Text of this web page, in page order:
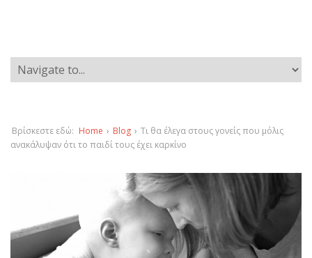
Βρίσκεστε εδώ: Home › Blog › Τι θα έλεγα στους γονείς που μόλις
ανακάλυψαν ότι το παιδί τους έχει καρκίνο